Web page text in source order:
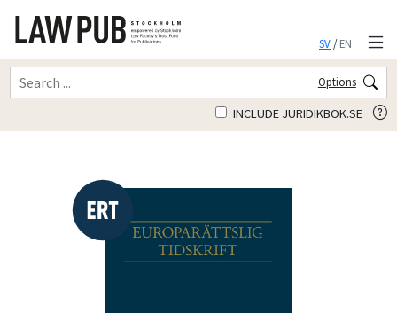
SV/EN
Options
INCLUDE JURIDIKBOK.SE